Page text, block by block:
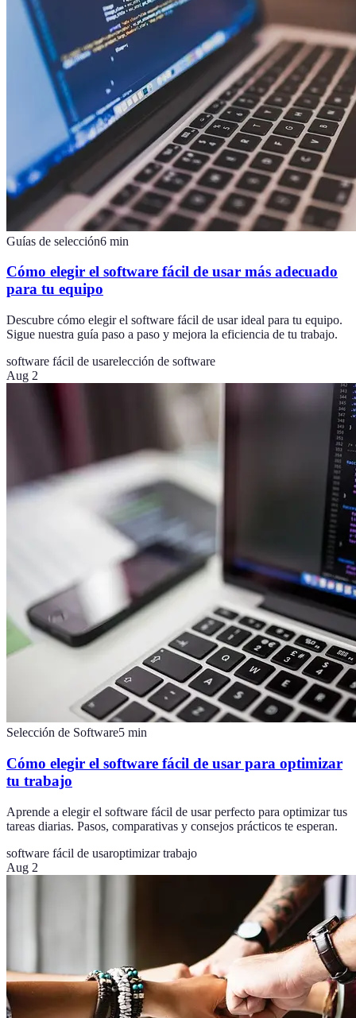
Guías de selección6 min
Cómo elegir el software fácil de usar más adecuado
para tu equipo
Descubre cómo elegir el software fácil de usar ideal para tu equipo.
Sigue nuestra guía paso a paso y mejora la eficiencia de tu trabajo.
software fácil de usarelección de software
Aug 2
Selección de Software5 min
Cómo elegir el software fácil de usar para optimizar
tu trabajo
Aprende a elegir el software fácil de usar perfecto para optimizar tus
tareas diarias. Pasos, comparativas y consejos prácticos te esperan.
software fácil de usaroptimizar trabajo
Aug 2